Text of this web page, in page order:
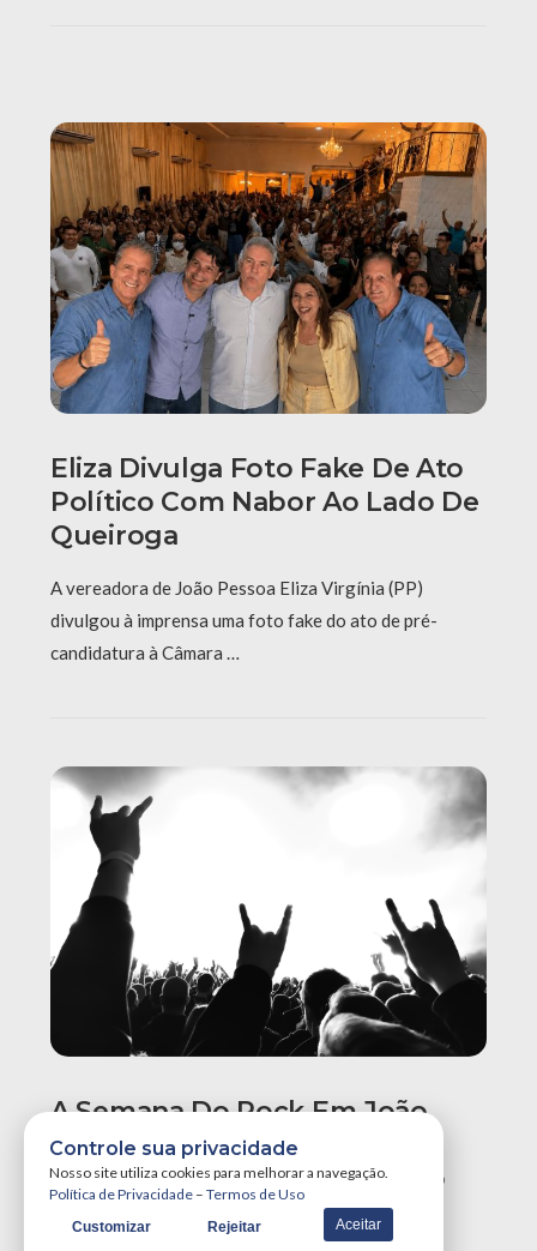
Eliza Divulga Foto Fake De Ato
Político Com Nabor Ao Lado De
Queiroga
A vereadora de João Pessoa Eliza Virgínia (PP)
divulgou à imprensa uma foto fake do ato de pré-
candidatura à Câmara …
A Semana Do Rock Em João
Pessoa Promete Um Dos
Maiores Finais De Semana Do
Ano!
Controle sua privacidade
Nosso site utiliza cookies para melhorar a navegação.
Política de Privacidade – Termos de Uso
Customizar Rejeitar Aceitar